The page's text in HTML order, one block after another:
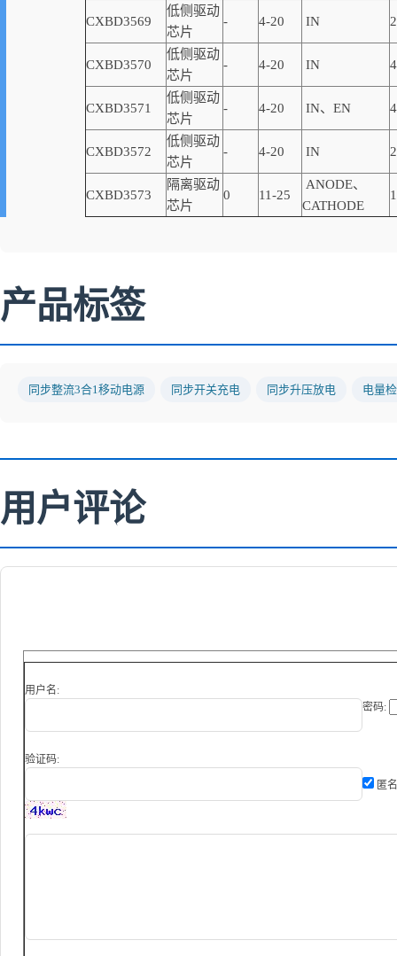
CXBD3569
低侧驱动
芯片
- 4-20 IN
CXBD3570
低侧驱动
芯片
- 4-20 IN
CXBD3571
低侧驱动
芯片
- 4-20 IN、EN
CXBD3572
低侧驱动
芯片
- 4-20 IN
CXBD3573
隔离驱动
芯片
0 11-25
ANODE、
CATHODE
1
产品标签
同步整流3合1移动电源 同步开关充电 同步升压放电 电量
用户评论
用户名:
密码:
验证码:
匿